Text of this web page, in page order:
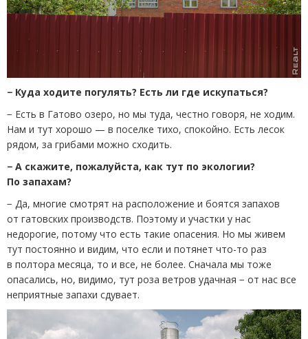
− Куда ходите погулять? Есть ли где искупаться?
− Есть в Гатово озеро, но мы туда, честно говоря, не ходим.
Нам и тут хорошо — в поселке тихо, спокойно. Есть лесок
рядом, за грибами можно сходить.
− А скажите, пожалуйста, как тут по экологии?
По запахам?
− Да, многие смотрят на расположение и боятся запахов
от гатовских производств. Поэтому и участки у нас
недорогие, потому что есть такие опасения. Но мы живем
тут постоянно и видим, что если и потянет что-то раз
в полтора месяца, то и все, не более. Сначала мы тоже
опасались, но, видимо, тут роза ветров удачная − от нас все
неприятные запахи сдувает.